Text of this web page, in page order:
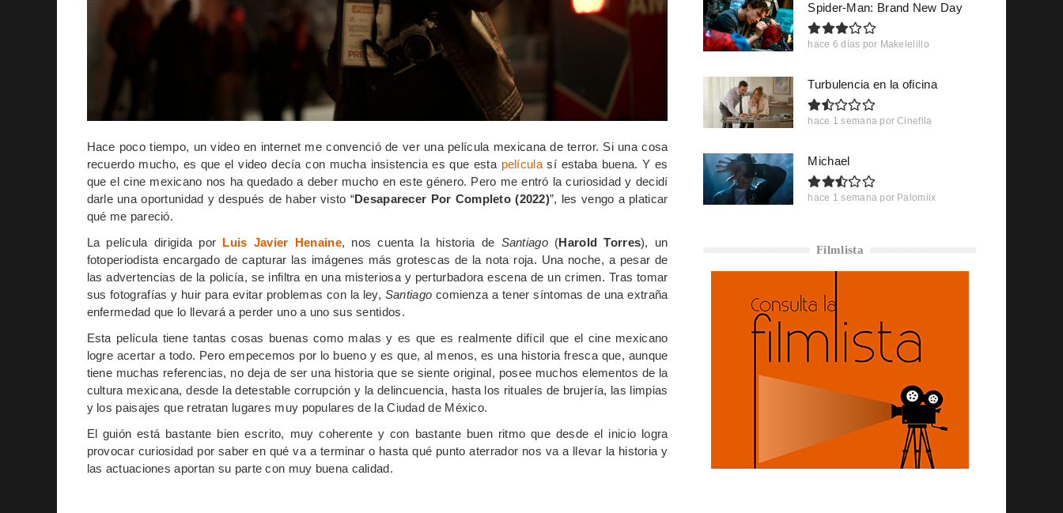
Hace poco tiempo, un video en internet me convenció de ver una película mexicana de terror. Si una cosa
recuerdo mucho, es que el video decía con mucha insistencia es que esta películasí estaba buena. Y es
que el cine mexicano nos ha quedado a deber mucho en este género. Pero me entró la curiosidad y decidí
darle una oportunidad y después de haber visto “Desaparecer Por Completo (2022)”, les vengo a platicar
qué me pareció.
La película dirigida por
Luis Javier Henaine, nos cuenta la historia de Santiago(Harold Torres), un
fotoperiodista encargado de capturar las imágenes más grotescas de la nota roja. Una noche, a pesar de
las advertencias de la policía, se infiltra en una misteriosa y perturbadora escena de un crimen. Tras tomar
sus fotografías y huir para evitar problemas con la ley, Santiago comienza a tener síntomas de una extraña
enfermedad que lo llevará a perder uno a uno sus sentidos.
Esta película tiene tantas cosas buenas como malas y es que es realmente difícil que el cine mexicano
logre acertar a todo. Pero empecemos por lo bueno y es que, al menos, es una historia fresca que, aunque
tiene muchas referencias, no deja de ser una historia que se siente original, posee muchos elementos de la
cultura mexicana, desde la detestable corrupción y la delincuencia, hasta los rituales de brujería, las limpias
y los paisajes que retratan lugares muy populares de la Ciudad de México.
El guión está bastante bien escrito, muy coherente y con bastante buen ritmo que desde el inicio logra
provocar curiosidad por saber en qué va a terminar o hasta qué punto aterrador nos va a llevar la historia y
las actuaciones aportan su parte con muy buena calidad.
Spider-Man: Brand New Day
hace 6 días por Makelelillo
Turbulencia en la oficina
hace 1 semana por Cinefila
Michael
hace 1 semana por Palomiix
Filmlista